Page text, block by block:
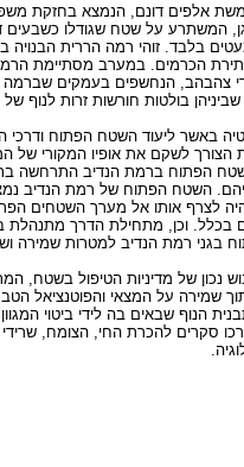
אלפים דונם, הנמצא בחזקת
המשתרע על שטח שגודלו כשבעים
בלבד. זוהי רמה הררית
הכרמים. במערב מסתיימת הרמה
צהבהב, הנחשפים בעמקים
בולטות חורשות זרות
באשר ליעוד השטח הפתוח
לשקם את אופיו המקורי של
בשטח הפתוח ברמת הנדיב
השטח הפתוח של רמת הנדיב
אותו אל מערך השטחים
בכלל. וכן, מתחילת הדרך
רמת הנדיב למטרות שמירה
של מדיניות הטיפול בשטח,
על המצאי והפוטנציאל
שבאים בה לידי ביטוי המגוון
סקרים להכרת החי, הצומח,